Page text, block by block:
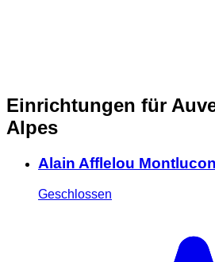
Einrichtungen für
Alpes
Alain Afflelou Montlucon
Geschlossen